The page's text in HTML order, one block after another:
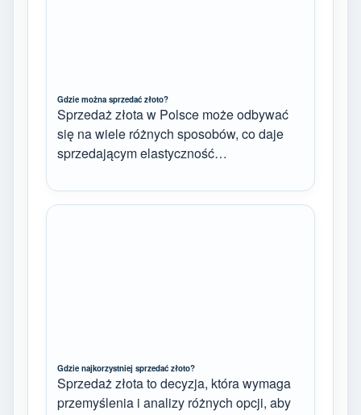
Gdzie można sprzedać złoto?
Sprzedaż złota w Polsce może odbywać
się na wiele różnych sposobów, co daje
sprzedającym elastyczność…
Gdzie najkorzystniej sprzedać złoto?
Sprzedaż złota to decyzja, która wymaga
przemyślenia i analizy różnych opcji, aby